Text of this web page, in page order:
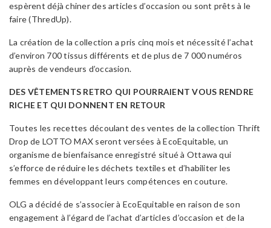
espèrent déjà chiner des articles d’occasion ou sont prêts à le
faire (ThredUp).
La création de la collection a pris cinq mois et nécessité l’achat
d’environ 700 tissus différents et de plus de 7 000 numéros
auprès de vendeurs d’occasion.
DES VÊTEMENTS RETRO QUI POURRAIENT VOUS RENDRE
RICHE ET QUI DONNENT EN RETOUR
Toutes les recettes découlant des ventes de la collection Thrift
Drop de LOTTO MAX seront versées à EcoEquitable, un
organisme de bienfaisance enregistré situé à Ottawa qui
s’efforce de réduire les déchets textiles et d’habiliter les
femmes en développant leurs compétences en couture.
OLG a décidé de s’associer à EcoEquitable en raison de son
engagement à l’égard de l’achat d’articles d’occasion et de la